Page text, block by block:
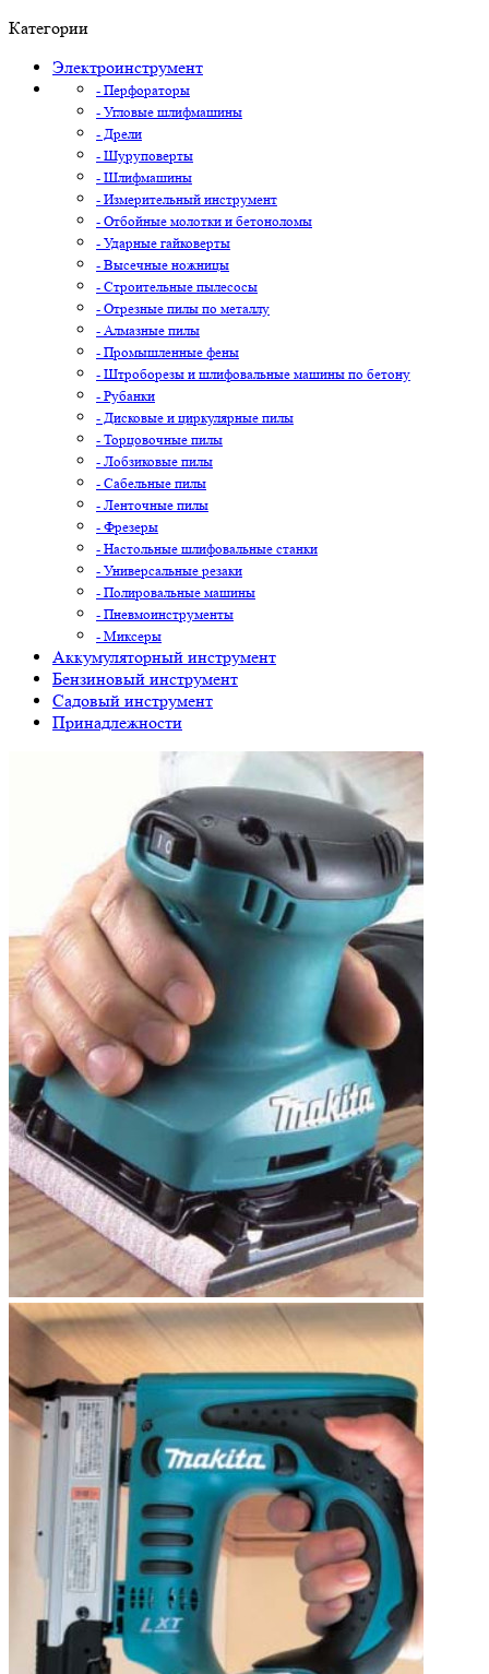
Категории
Электроинструмент
- Перфораторы
- Угловые шлифмашины
- Дрели
- Шуруповерты
- Шлифмашины
- Измерительный инструмент
- Отбойные молотки и бетоноломы
- Ударные гайковерты
- Высечные ножницы
- Строительные пылесосы
- Отрезные пилы по металлу
- Алмазные пилы
- Промышленные фены
- Штроборезы и шлифовальные машины по бетону
- Рубанки
- Дисковые и циркулярные пилы
- Торцовочные пилы
- Лобзиковые пилы
- Сабельные пилы
- Ленточные пилы
- Фрезеры
- Настольные шлифовальные станки
- Универсальные резаки
- Полировальные машины
- Пневмоинструменты
- Миксеры
Аккумуляторный инструмент
Бензиновый инструмент
Садовый инструмент
Принадлежности